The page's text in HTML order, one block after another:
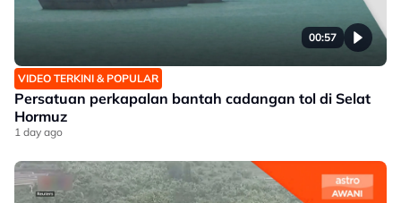
00:57
VIDEO TERKINI & POPULAR
Persatuan perkapalan bantah cadangan tol di Selat
Hormuz
1 day ago